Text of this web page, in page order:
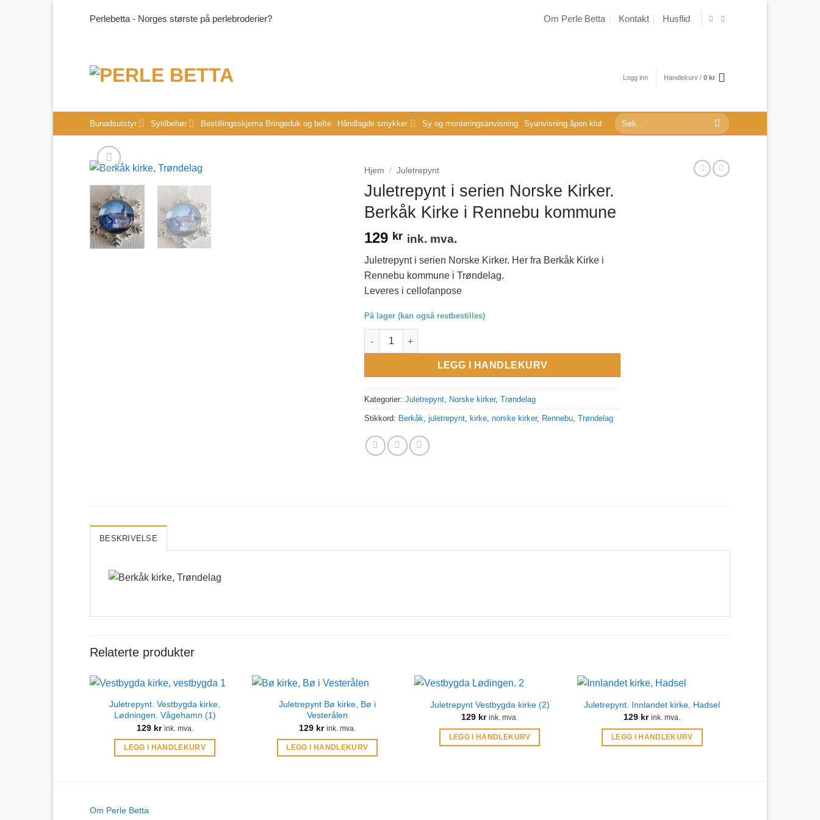
Perlebetta - Norges største på perlebroderier? Om Perle Betta Kontakt Husflid
Logg inn Handlekurv / 0 kr
Bunadsutstyr Sytilbehør Bestillingsskjema Bringeduk og belte Håndlagde smykker Sy og monteringsanvisning Syanvisning åpen klut
Søk
etter:
Hjem / Juletrepynt
Juletrepynt i serien Norske Kirker.
Berkåk Kirke i Rennebu kommune
129 kr ink. mva.
Juletrepynt i serien Norske Kirker. Her fra Berkåk Kirke i
Rennebu kommune i Trøndelag.
Leveres i cellofanpose
På lager (kan også restbestilles)
Juletrepynt i serien Norske Kirker. Berkåk Kirke i Rennebu kommune antall
LEGG I HANDLEKURV
Kategorier: Juletrepynt Norske kirker, Trøndelag
Stikkord: Berkåk juletrepynt kirke norske kirker, Rennebu Trøndelag
BESKRIVELSE
Relaterte produkter
Juletrepynt. Vestbygda kirke,
Lødningen. Vågehamn (1)
129 kr ink. mva.
LEGG I HANDLEKURV
Juletrepynt Bø kirke, Bø i
Vesterålen
129 kr ink. mva.
LEGG I HANDLEKURV
Juletrepynt Vestbygda kirke (2)
129 kr ink. mva.
LEGG I HANDLEKURV
Juletrepynt. Innlandet kirke, Hadsel
129 kr ink. mva.
LEGG I HANDLEKURV
Om Perle Betta